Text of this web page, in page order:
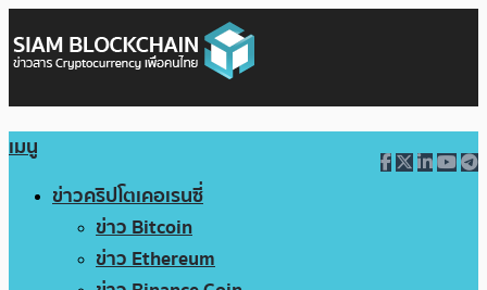
เมนู
ข่าวคริปโตเคอเรนซี่
ข่าว Bitcoin
ข่าว Ethereum